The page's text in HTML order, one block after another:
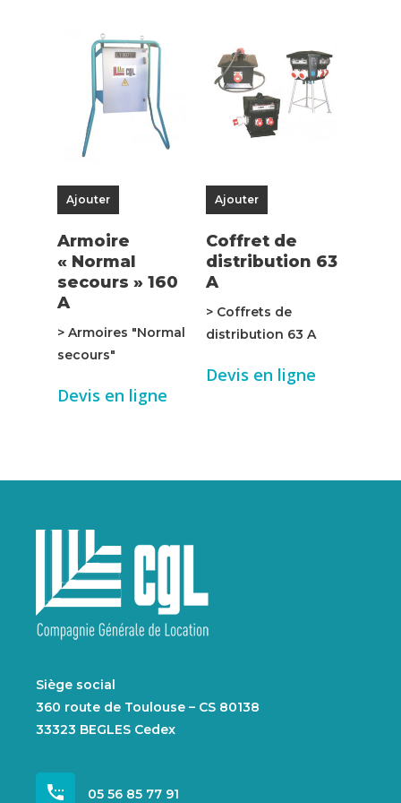
Ajouter
Armoire
« Normal
secours » 160
A
> Armoires "Normal
secours"
Devis en ligne
Ajouter
Coffret de
distribution 63
A
> Coffrets de
distribution 63 A
Devis en ligne
Siège social
360 route de Toulouse – CS 80138
33323 BEGLES Cedex
settings_phone 05 56 85 77 91